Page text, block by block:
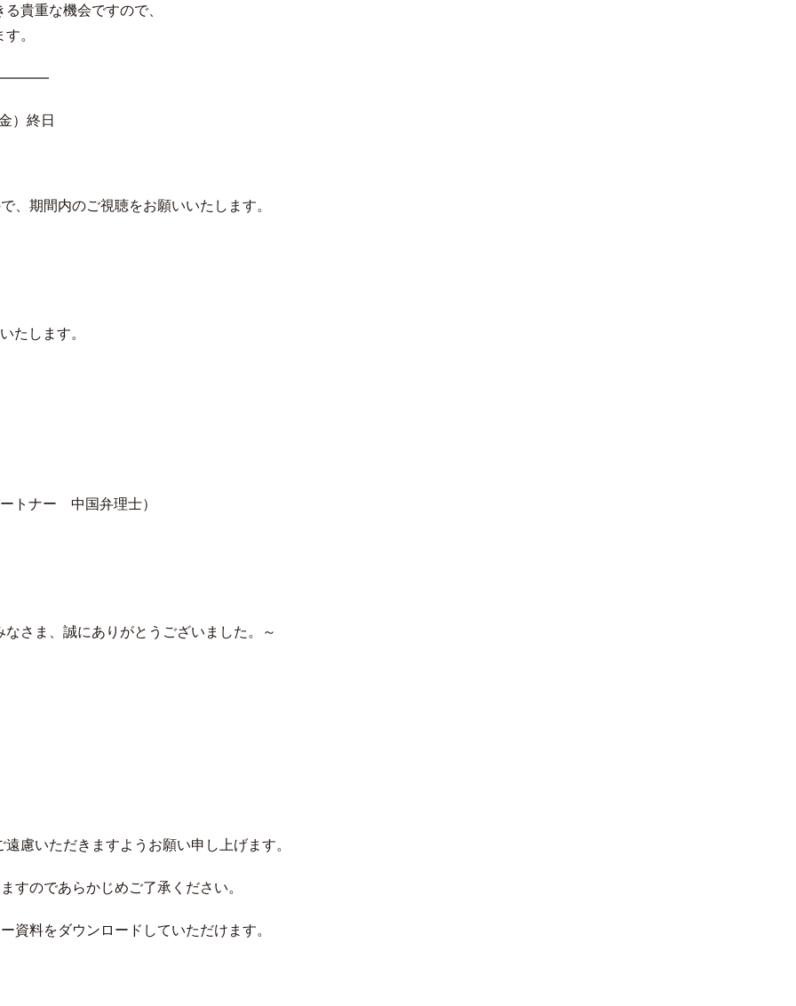
貴重な機会ですので、
。
）終日
期間内のご視聴をお願いいたします。
します。
トナー 中国弁理士）
さま、誠にありがとうございました。～
いただきますようお願い申し上げます。
すのであらかじめご了承ください。
資料をダウンロードしていただけます。